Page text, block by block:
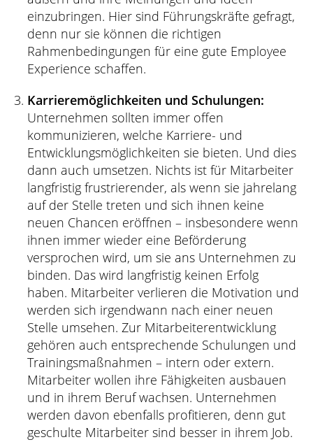
einzubringen. Hier sind Führungskräfte gefragt,
denn nur sie können die richtigen
Rahmenbedingungen für eine gute Employee
Experience schaffen.
Karrieremöglichkeiten und Schulungen:
Unternehmen sollten immer offen
kommunizieren, welche Karriere- und
Entwicklungsmöglichkeiten sie bieten. Und dies
dann auch umsetzen. Nichts ist für Mitarbeiter
langfristig frustrierender, als wenn sie jahrelang
auf der Stelle treten und sich ihnen keine
neuen Chancen eröffnen – insbesondere wenn
ihnen immer wieder eine Beförderung
versprochen wird, um sie ans Unternehmen zu
binden. Das wird langfristig keinen Erfolg
haben. Mitarbeiter verlieren die Motivation und
werden sich irgendwann nach einer neuen
Stelle umsehen. Zur Mitarbeiterentwicklung
gehören auch entsprechende Schulungen und
Trainingsmaßnahmen – intern oder extern.
Mitarbeiter wollen ihre Fähigkeiten ausbauen
und in ihrem Beruf wachsen. Unternehmen
werden davon ebenfalls profitieren, denn gut
geschulte Mitarbeiter sind besser in ihrem Job.